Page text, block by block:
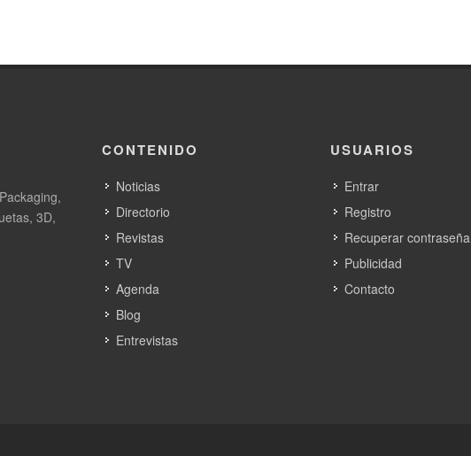
3D,
CONTENIDO
Noticias
Directorio
Revistas
TV
Agenda
Blog
Entrevistas
USUARIOS
Entrar
Registro
Recuperar contraseña
Publicidad
Contacto